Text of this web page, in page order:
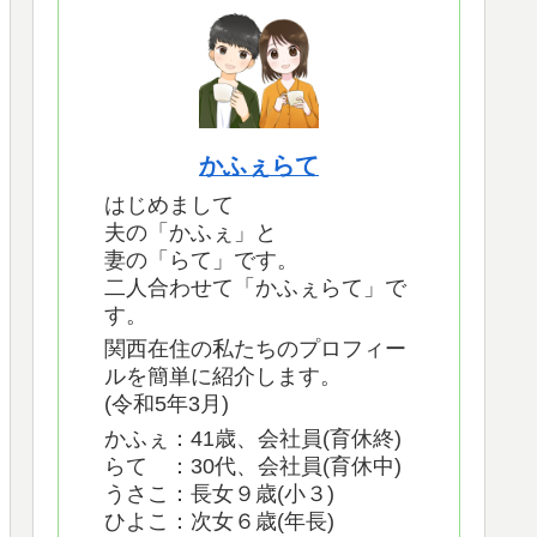
かふぇらて
はじめまして
夫の「かふぇ」と
妻の「らて」です。
二人合わせて「かふぇらて」で
す。
関西在住の私たちのプロフィー
ルを簡単に紹介します。
(令和5年3月)
かふぇ：41歳、会社員(育休終)
らて ：30代、会社員(育休中)
うさこ：長女９歳(小３)
ひよこ：次女６歳(年長)